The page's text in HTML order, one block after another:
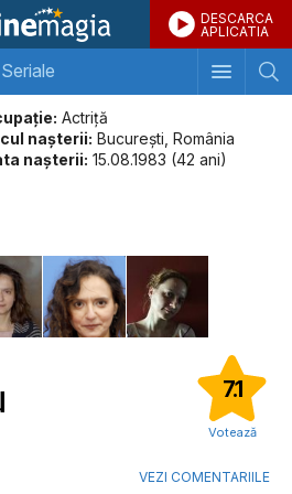
DESCARCA
APLICATIA
Seriale
Actriță
naşterii: București, România
naşterii: 15.08.1983 (42 ani)
7.1
Votează
VEZI COMENTARIILE